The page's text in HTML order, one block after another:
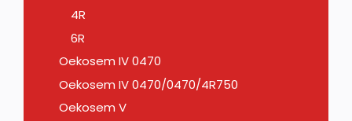
4R
6R
Oekosem IV 0470
Oekosem IV 0470/0470/4R750
Oekosem V